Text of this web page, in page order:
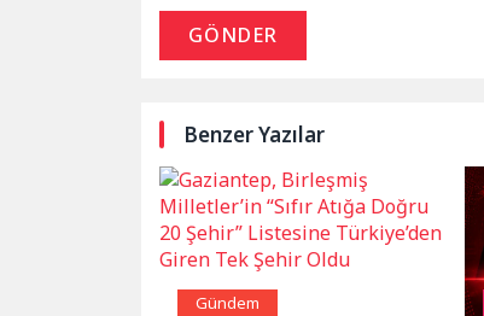
GÖNDER
Benzer Yazılar
Gündem